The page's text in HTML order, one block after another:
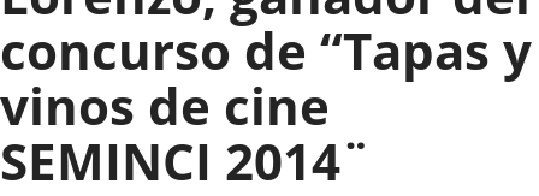
concurso de “Tapas y
vinos de cine
SEMINCI 2014¨